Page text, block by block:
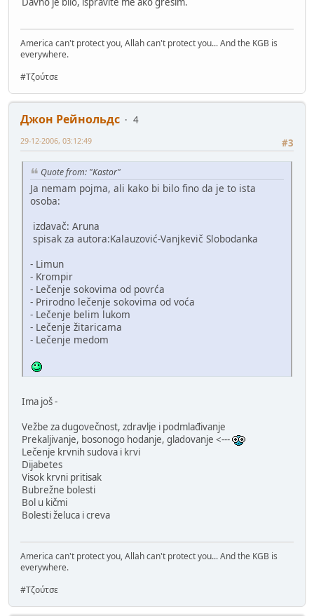
America can't protect you, Allah can't protect you... And the KGB is
everywhere.
#Τζούτσε
Джон Рейнольдс
4
#3
29-12-2006, 03:12:49
Quote from: "Kastor"
Ja nemam pojma, ali kako bi bilo fino da je to ista
osoba:
izdavač: Aruna
spisak za autora:Kalauzović-Vanjkevič Slobodanka
- Limun
- Krompir
- Lečenje sokovima od povrća
- Prirodno lečenje sokovima od voća
- Lečenje belim lukom
- Lečenje žitaricama
- Lečenje medom
Ima još -
Vežbe za dugovečnost, zdravlje i podmlađivanje
Prekaljivanje, bosonogo hodanje, gladovanje <---
Lečenje krvnih sudova i krvi
Dijabetes
Visok krvni pritisak
Bubrežne bolesti
Bol u kičmi
Bolesti želuca i creva
America can't protect you, Allah can't protect you... And the KGB is
everywhere.
#Τζούτσε